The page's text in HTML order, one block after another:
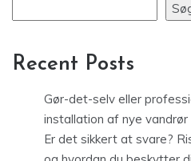
Recent Posts
Gør-det-selv eller
installation af nye vandrør
Er det sikkert at svare?